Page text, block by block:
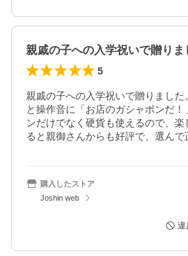
5
親戚の子への入学祝いで贈りまし
と操作音に「お店のガシャポンだ
ンだけでなく硬貨も使えるので、楽
ると親御さんからも好評で、選んで
購入したストア
Joshin web
違